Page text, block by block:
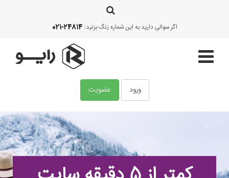
اگر سوالی دارید به این شماره زنگ بزنید: 021-24814
ورود عضویت
قالب‌ها